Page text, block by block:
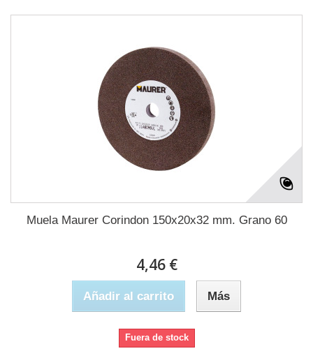
Muela Maurer Corindon 150x20x32 mm. Grano 60
4,46 €
Añadir al carrito Más
Fuera de stock